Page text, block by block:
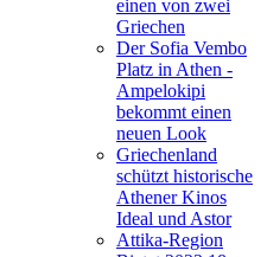
einen von zwei
Griechen
Der Sofia Vembo
Platz in Athen -
Ampelokipi
bekommt einen
neuen Look
Griechenland
schützt historische
Athener Kinos
Ideal und Astor
Attika-Region